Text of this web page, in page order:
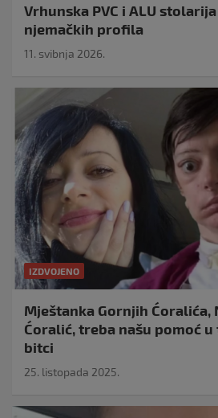
Vrhunska PVC i ALU
njemačkih profila
11. svibnja 2026.
IZDVOJENO
Mještanka Gornjih Ćoralića,
Ćoralić, treba našu pomoć
bitci
25. listopada 2025.